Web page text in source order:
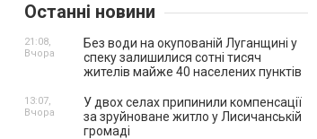
Останні новини
Без води на окупованій Луганщині у
спеку залишилися сотні тисяч
жителів майже 40 населених пунктів
21:08,
Вчора
У двох селах припинили компенсації
за зруйноване житло у Лисичанській
громаді
13:07,
Вчора